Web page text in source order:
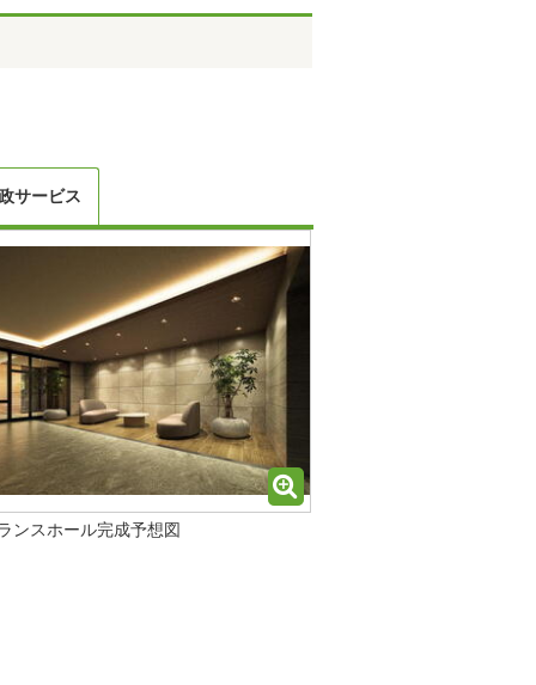
サービス
ンスホール完成予想図